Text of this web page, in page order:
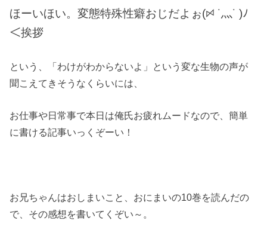
ほーいほい。変態特殊性癖おじだよぉ(ꗯ ˙灬˙ )ﾉ
＜挨拶
という、「わけがわからないよ」という変な生物の声が
聞こえてきそうなくらいには、
お仕事や日常事で本日は俺氏お疲れムードなので、簡単
に書ける記事いっくぞーい！
お兄ちゃんはおしまいこと、おにまいの10巻を読んだの
で、その感想を書いてくぞい～。